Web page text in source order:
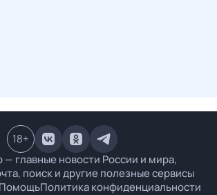
главные новости России и мира,
поиск и другие полезные сервисы
Политика конфиденциальности
18+